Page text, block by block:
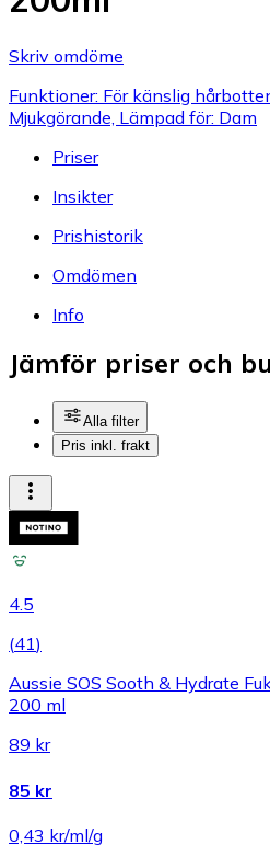
Skriv omdöme
Funktioner: För känslig
Mjukgörande, Lämpad för: Dam
Priser
Insikter
Prishistorik
Omdömen
Info
Jämför priser och
Alla filter
Pris inkl. frakt
4.5
(41)
Aussie SOS Sooth & Hydrate
200 ml
89 kr
85 kr
0,43 kr/ml/g